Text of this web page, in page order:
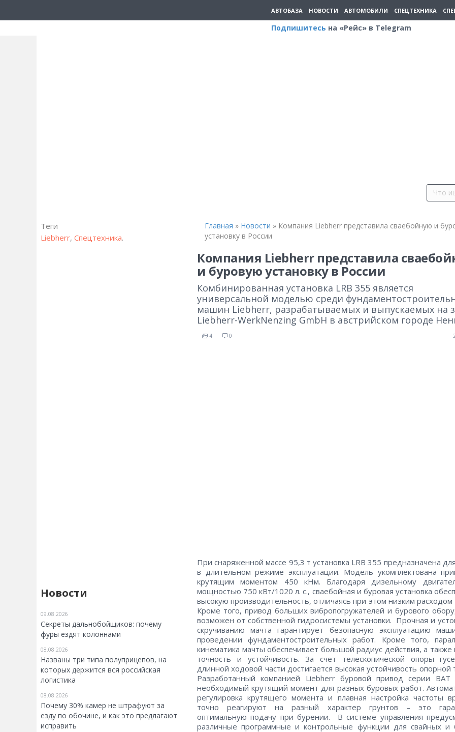
АВТОБАЗА НОВОСТИ АВТОМОБИЛИ СПЕЦТЕХНИКА
Подпишитесь на «Рейс» в Telegram
Теги
Liebherr, Спецтехника.
Новости
09.08.2026
Секреты дальнобойщиков: почему
фуры ездят колоннами
08.08.2026
Названы три типа полуприцепов, на
которых держится вся российская
логистика
08.08.2026
Почему 30% камер не штрафуют за
езду по обочине, и как это предлагают
исправить
Главная » Новости » Компания Liebherr представила сваебойную и
установку в России
Компания Liebherr представила
и буровую установку в России
Комбинированная установка LRB 355 является
универсальной моделью среди
машин Liebherr, разрабатываемых и выпускаемых на
Liebherr-WerkNenzing GmbH в австрийском городе
4 0
При снаряженной массе 95,3 т установка LRB 355 предназначена
в длительном режиме эксплуатации. Модель укомплектована
крутящим моментом 450 кНм. Благодаря дизельному
мощностью 750 кВт/1020 л. с., сваебойная и буровая установка
высокую производительность, отличаясь при этом низким расходом
Кроме того, привод больших вибропогружателей и бурового
возможен от собственной гидросистемы установки. Прочная и
скручиванию мачта гарантирует безопасную эксплуатацию
проведении фундаментостроительных работ. Кроме того,
кинематика мачты обеспечивает большой радиус действия, а также
точность и устойчивость. За счет телескопической опоры
длинной ходовой части достигается высокая устойчивость опорной
Разработанный компанией Liebherr буровой привод серии BAT
необходимый крутящий момент для разных буровых работ.
регулировка крутящего момента и плавная настройка частоты
точно реагируют на разный характер грунтов – это
оптимальную подачу при бурении. В системе управления
различные программные и контрольные функции для свайных и